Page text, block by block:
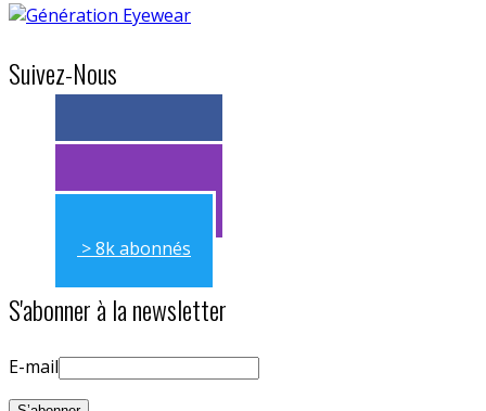
Suivez-Nous
> 11k abonnés
> 11k abonnés
> 8k abonnés
S'abonner à la newsletter
E-mail